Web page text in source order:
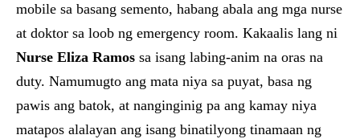
mobile sa basang semento, habang abala ang mga nurse
at doktor sa loob ng emergency room. Kakaalis lang ni
Nurse Eliza Ramos sa isang labing-anim na oras na
duty. Namumugto ang mata niya sa puyat, basa ng
pawis ang batok, at nanginginig pa ang kamay niya
matapos alalayan ang isang binatilyong tinamaan ng